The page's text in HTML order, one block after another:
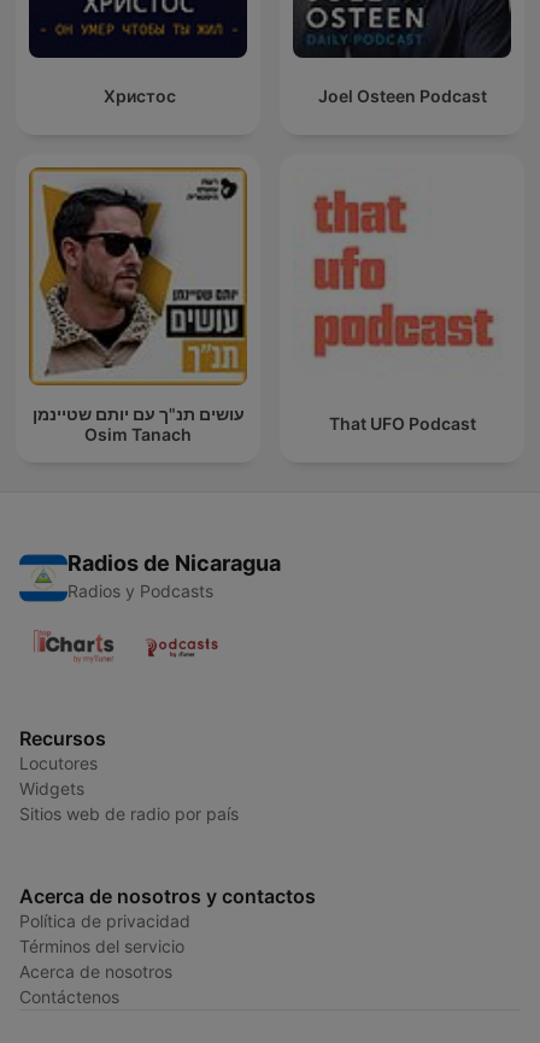
Христос Joel Osteen Podcast
עושים תנ"ך עם יותם שטיינמן
Osim Tanach
That UFO Podcast
Radios de Nicaragua
Radios y Podcasts
Recursos
Locutores
Widgets
Sitios web de radio por país
Acerca de nosotros y contactos
Política de privacidad
Términos del servicio
Acerca de nosotros
Contáctenos